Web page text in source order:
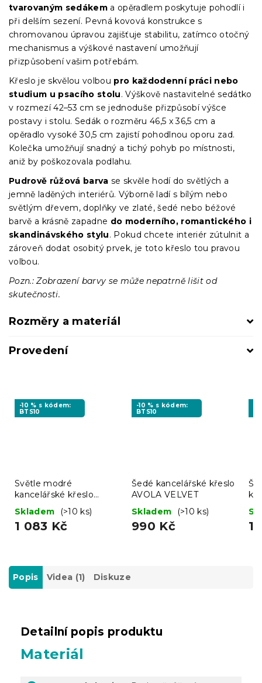
tvarovaným sedákem a opěradlem poskytuje pohodlí i
při delším sezení. Pevná kovová konstrukce s
chromovanou úpravou zajišťuje stabilitu, zatímco otočný
mechanismus a výškové nastavení umožňují
přizpůsobení vašim potřebám.
Křeslo je skvělou volbou pro každodenní práci nebo
studium u psacího stolu. Výškově nastavitelné sedátko
v rozmezí 42–53 cm se jednoduše přizpůsobí výšce
postavy i stolu. Sedák o rozměru 46,5 x 36,5 cm a
opěradlo vysoké 30,5 cm zajistí pohodlnou oporu zad.
Kolečka umožňují snadný a tichý pohyb po místnosti,
aniž by poškozovala podlahu.
Pudrově růžová barva se skvěle hodí do světlých a
jemně laděných interiérů. Výborně ladí s bílým nebo
světlým dřevem, doplňky ve zlaté, šedé nebo béžové
barvě a krásně zapadne do moderního, romantického i
skandinávského stylu. Pokud chcete interiér zútulnit a
zároveň dodat osobitý prvek, je toto křeslo tou pravou
volbou.
Pozn.: Zobrazení barvy se může nepatrně lišit od
skutečnosti.
Rozměry a materiál
Provedení
-10 % s kódem:
BTS10
Světle modré
kancelářské křeslo
AVOLA VELVET
Skladem (>10 ks)
1 083 Kč
-10 % s kódem:
BTS10
Šedé kancelářské křeslo
AVOLA VELVET
Skladem
(>10 ks)
990 Kč 1
Popis Videa (1) Diskuze
Detailní popis produktu
Materiál